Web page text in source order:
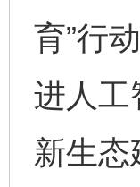
育”行
进人工
新生